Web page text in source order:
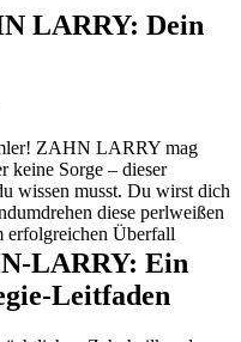
LARRY: Dein
ZAHN LARRY mag
keine Sorge – dieser
wissen musst. Du wirst dich
diese perlweißen
erfolgreichen Überfall
LARRY: Ein
Leitfaden